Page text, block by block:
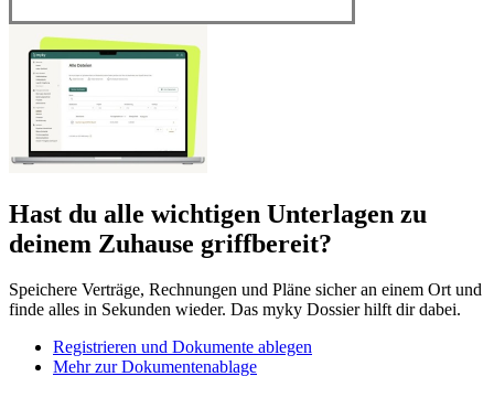
Hast du alle wichtigen Unterlagen zu
deinem Zuhause griffbereit?
Speichere Verträge, Rechnungen und Pläne sicher an einem Ort und
finde alles in Sekunden wieder. Das myky Dossier hilft dir dabei.
Registrieren und Dokumente ablegen
Mehr zur Dokumentenablage